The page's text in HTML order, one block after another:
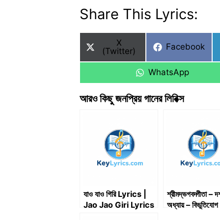
Share This Lyrics:
Share
on
X
(Twitter)
Share
Facebook
Share
WhatsApp
আরও কিছু জনপ্রিয় গানের লিরিক্স
যাও যাও গিরি Lyrics |
Jao Jao Giri Lyrics
শ্রীমদ্ভগবদ্গীতা –
অধ্যায় – বিভূতিযোগ |